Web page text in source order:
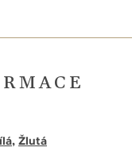
, Žlutá